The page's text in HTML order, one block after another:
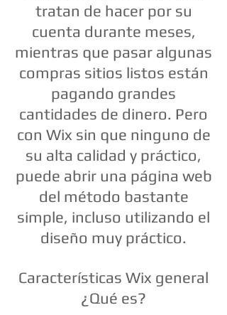
tratan de hacer por su
cuenta durante meses,
mientras que pasar algunas
compras sitios listos están
pagando grandes
cantidades de dinero. Pero
con Wix sin que ninguno de
su alta calidad y práctico,
puede abrir una página web
del método bastante
simple, incluso utilizando el
diseño muy práctico.
Características Wix general
¿Qué es?